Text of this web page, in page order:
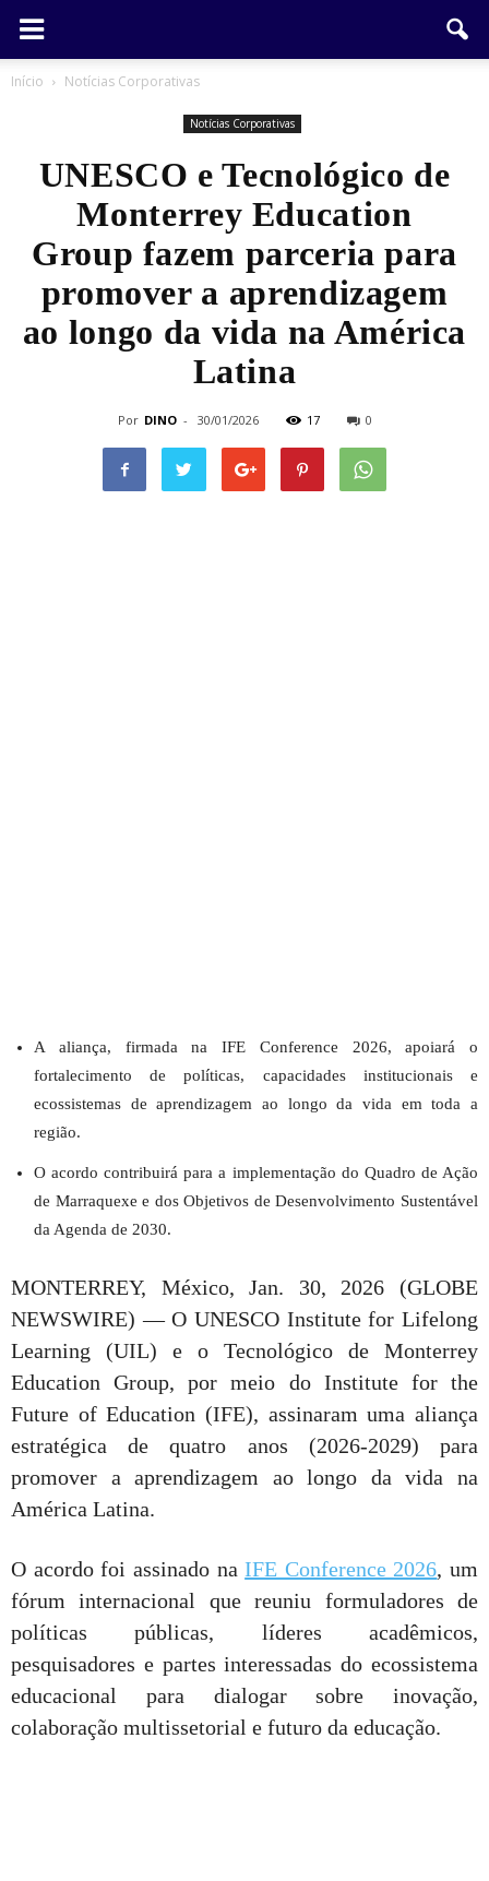
Início Notícias Corporativas
Notícias Corporativas
UNESCO e Tecnológico de
Monterrey Education
Group fazem parceria para
promover a aprendizagem
ao longo da vida na América
Latina
Por DINO - 30/01/2026 17 0
A aliança, firmada na IFE Conference 2026, apoiará o
fortalecimento de políticas, capacidades institucionais e
ecossistemas de aprendizagem ao longo da vida em toda a
região.
O acordo contribuirá para a implementação do Quadro de Ação
de Marraquexe e dos Objetivos de Desenvolvimento Sustentável
da Agenda de 2030.
MONTERREY, México, Jan. 30, 2026 (GLOBE
NEWSWIRE) — O UNESCO Institute for Lifelong
Learning (UIL) e o Tecnológico de Monterrey
Education Group, por meio do Institute for the
Future of Education (IFE), assinaram uma aliança
estratégica de quatro anos (2026-2029) para
promover a aprendizagem ao longo da vida na
América Latina.
O acordo foi assinado naIFE Conference 2026, um
fórum internacional que reuniu formuladores de
políticas públicas, líderes acadêmicos,
pesquisadores e partes interessadas do ecossistema
educacional para dialogar sobre inovação,
colaboração multissetorial e futuro da educação.